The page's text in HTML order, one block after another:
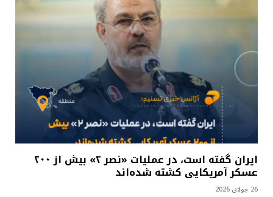
ایران گفته است، در عملیات «نصر ۲» بیش از ۲۰۰
عسکر آمریکایی کشته شده‌اند
26 جولای 2026